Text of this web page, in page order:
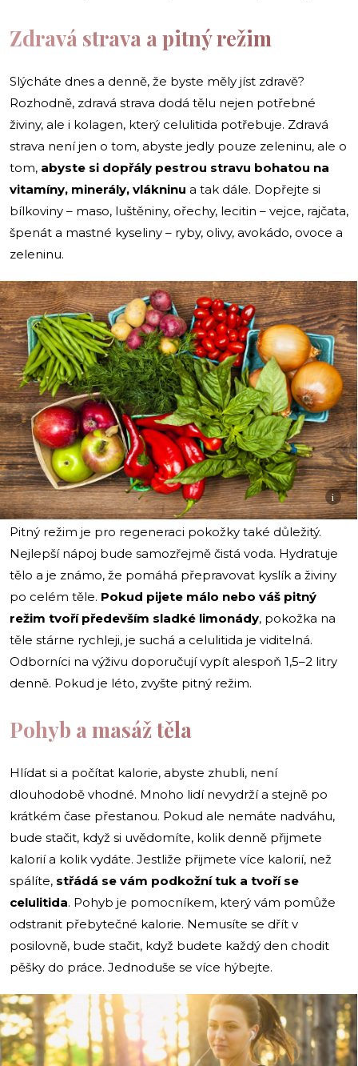
Zdravá strava a pitný režim
Slýcháte dnes a denně, že byste měly jíst zdravě?
Rozhodně, zdravá strava dodá tělu nejen potřebné
živiny, ale i kolagen, který celulitida potřebuje. Zdravá
strava není jen o tom, abyste jedly pouze zeleninu, ale o
tom, abyste si dopřály pestrou stravu bohatou na
vitamíny, minerály, vlákninu a tak dále. Dopřejte si
bílkoviny – maso, luštěniny, ořechy, lecitin – vejce, rajčata,
špenát a mastné kyseliny – ryby, olivy, avokádo, ovoce a
zeleninu.
i
Pitný režim je pro regeneraci pokožky také důležitý.
Nejlepší nápoj bude samozřejmě čistá voda. Hydratuje
tělo a je známo, že pomáhá přepravovat kyslík a živiny
po celém těle. Pokud pijete málo nebo váš pitný
režim tvoří především sladké limonády, pokožka na
těle stárne rychleji, je suchá a celulitida je viditelná.
Odborníci na výživu doporučují vypít alespoň 1,5–2 litry
denně. Pokud je léto, zvyšte pitný režim.
Pohyb a masáž těla
Hlídat si a počítat kalorie, abyste zhubli, není
dlouhodobě vhodné. Mnoho lidí nevydrží a stejně po
krátkém čase přestanou. Pokud ale nemáte nadváhu,
bude stačit, když si uvědomíte, kolik denně přijmete
kalorií a kolik vydáte. Jestliže přijmete více kalorií, než
spálíte, střádá se vám podkožní tuk a tvoří se
celulitida. Pohyb je pomocníkem, který vám pomůže
odstranit přebytečné kalorie. Nemusíte se dřít v
posilovně, bude stačit, když budete každý den chodit
pěšky do práce. Jednoduše se více hýbejte.